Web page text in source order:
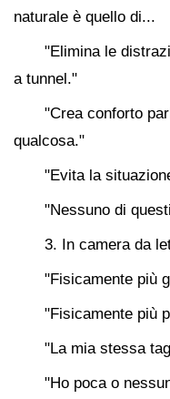
naturale è quello di...
"Elimina le
a tunnel."
"Crea conforto
qualcosa."
"Evita la
"Nessuno di
3. In camera da
"Fisicamente più
"Fisicamente più
"La mia stessa
"Ho poca o